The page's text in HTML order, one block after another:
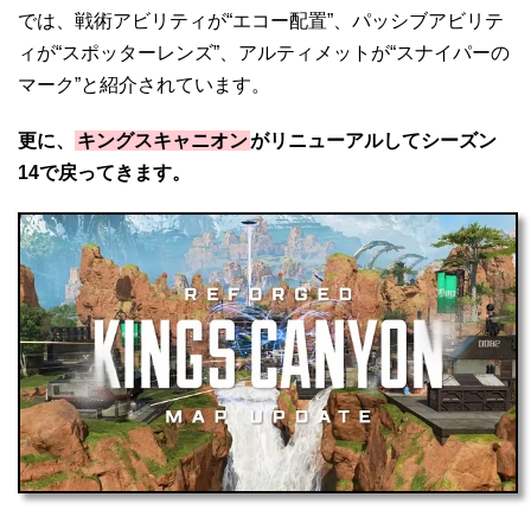
では、戦術アビリティが“エコー配置”、パッシブアビリテ
ィが“スポッターレンズ”、アルティメットが“スナイパーの
マーク”と紹介されています。
更に、 キングスキャニオンがリニューアルしてシーズン
14で戻ってきます。